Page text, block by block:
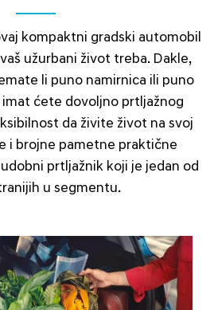
kompaktni gradski automobil
užurbani život treba. Dakle,
li puno namirnica ili puno
imat ćete dovoljno prtljažnog
da živite život na svoj
i brojne pametne praktične
prtljažnik koji je jedan od
u segmentu.